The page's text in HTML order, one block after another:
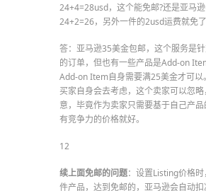
24+4=28usd，这个能免邮?还是亚马
24+2=26，另外一件的2usd运费就免
答：亚马逊35美金包邮，这个服务是
的订单，但也有一些产品是Add-on
Add-on Item自身需要满25美金才可以
买家自身会去考虑，这个卖家可以忽
意，毕竟作为卖家只需要基于自己产
有竞争力的价格就好。
12
续上面免邮的问题：设置Listing价格
件产品，达到免邮的，亚马逊会自动